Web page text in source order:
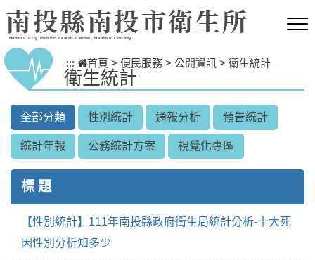
跳到主要內容區塊
南投縣南投市衛生所
Nantou City Public Health Center, Nantou County
::: 首頁 > 便民服務 > 公開資訊 > 衛生統計
衛生統計
全部分類 性別統計 通報分析 預告統計
統計年報 公務統計方案 視覺化專區
標 題
【性別統計】111年南投縣政府衛生局統計分析-十大死
因性別分析知多少